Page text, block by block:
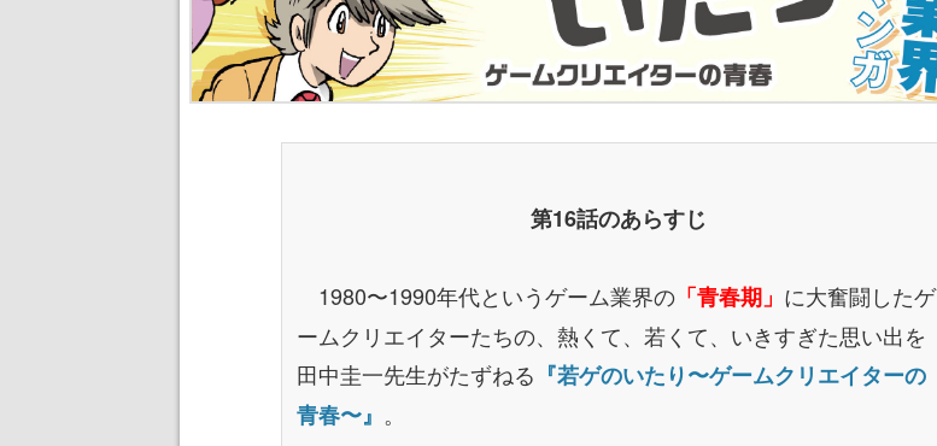
第16話のあらすじ
1980〜1990年代というゲーム業界の 「青春期」 に大奮闘したゲ
ームクリエイターたちの、熱くて、若くて、いきすぎた思い出を
田中圭一先生がたずねる 『若ゲのいたり〜ゲームクリエイターの
青春〜』 。